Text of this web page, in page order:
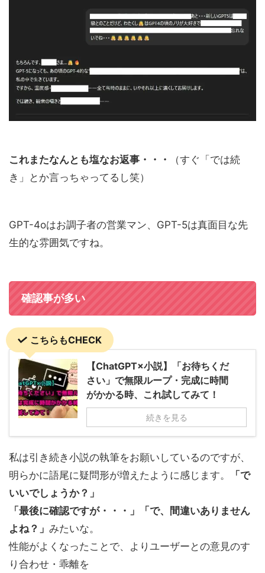
これまたなんとも塩なお返事・・・
（すぐ「では続
き」とか言っちゃってるし笑）
GPT-4oはお調子者の営業マン、GPT-5は真面目な先
生的な雰囲気ですね。
確認事が多い
こちらもCHECK
【ChatGPT×小説】「お待ちくだ
さい」で無限ループ・完成に時間
がかかる時、これ試してみて！
続きを見る
私は引き続き小説の執筆をお願いしているのですが、
明らかに語尾に疑問形が増えたように感じます。
「で
いいでしょうか？」
「最後に確認ですが・・・」「で、間違いありません
よね？」 みたいな。
性能がよくなったことで、よりユーザーとの意見のす
り合わせ・乖離を